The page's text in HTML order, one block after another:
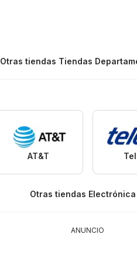
Otras tiendas Tiendas
AT&T
Otras tiendas Electrónica
ANUNCIO